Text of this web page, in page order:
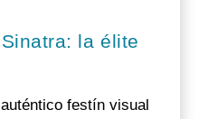
la élite
festín visual